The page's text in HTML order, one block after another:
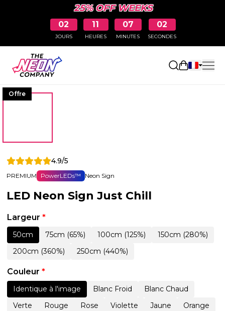
25% OFF WEEKS
02
JOURS
11
HEURES
07
MINUTES
02
SECONDES
Ouvrir le
Offre
4.9/5
PREMIUM PowerLEDs™ Neon Sign
LED Neon Sign Just Chill
Largeur *
50cm 75cm (65%) 100cm (125%)
150cm (280%)
200cm (360%)
250cm (440%)
Couleur *
Identique à l'image Blanc Froid
Blanc Chaud
Verte
Rouge Rose Violette Jaune
Orange